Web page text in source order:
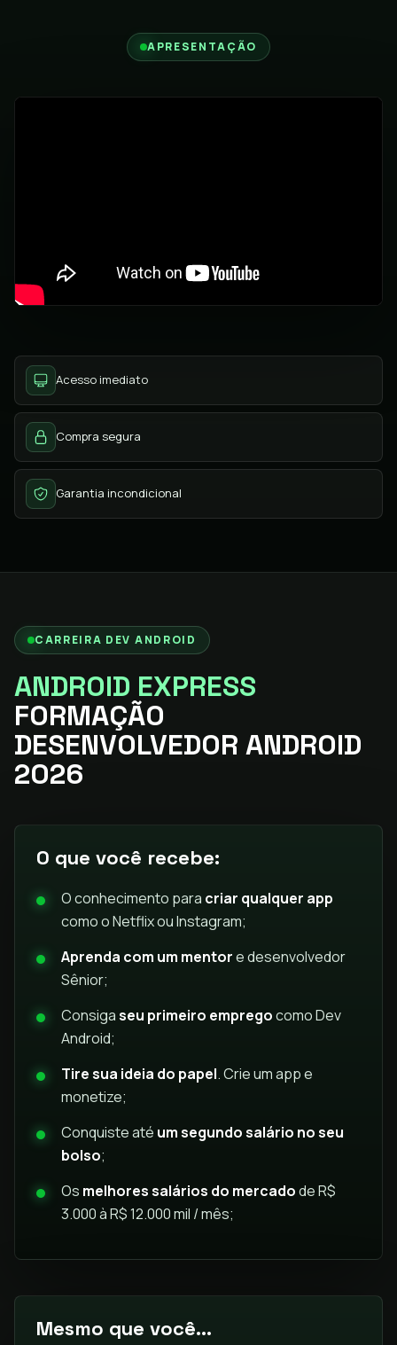
APRESENTAÇÃO
Acesso imediato
Compra segura
Garantia incondicional
CARREIRA DEV ANDROID
ANDROID EXPRESS
FORMAÇÃO
DESENVOLVEDOR ANDROID
2026
O que você recebe:
O conhecimento para criar qualquer app
como o Netflix ou Instagram;
Aprenda com um mentore desenvolvedor
Sênior;
Consigaseu primeiro empregocomo Dev
Android;
Tire sua ideia do papel. Crie um app e
monetize;
Conquiste até um segundo salário no seu
bolso;
Os melhores salários do mercadode R$
3.000 à R$ 12.000 mil / mês;
Mesmo que você...